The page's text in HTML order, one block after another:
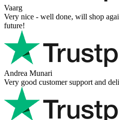
Vaarg
Very nice - well done, will shop
future!
Andrea Munari
Very good customer support and